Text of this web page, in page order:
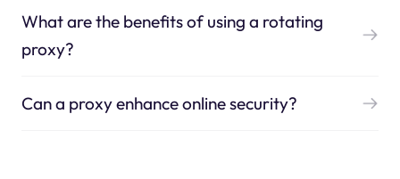
What are the benefits of using a rotating
proxy?
Can a proxy enhance online security?